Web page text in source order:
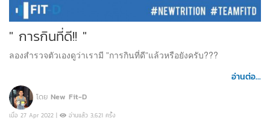
" การกินที่ดี!! "
ลองสำรวจตัวเองดูว่าเรามี ”การกินที่ดี”แล้วหรือยังครับ???
อ่านต่อ...
โดย New Fit-D
เมื่อ 27 Apr 2022 | อ่านแล้ว 3,621 ครั้ง